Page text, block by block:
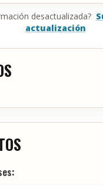
desactualizada?
actualización